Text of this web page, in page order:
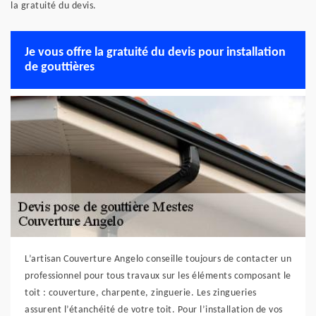
la gratuité du devis.
Je vous offre la gratuité du devis pour installation
de gouttières
L’artisan Couverture Angelo conseille toujours de contacter un
professionnel pour tous travaux sur les éléments composant le
toit : couverture, charpente, zinguerie. Les zingueries
assurent l’étanchéité de votre toit. Pour l’installation de vos